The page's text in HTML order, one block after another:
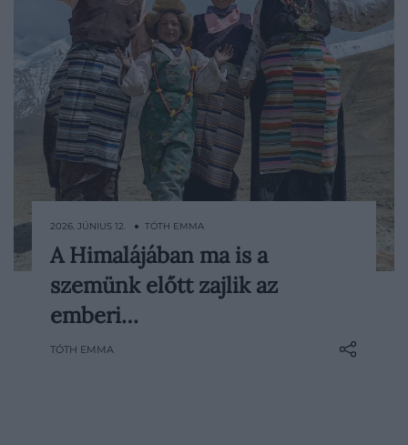
Az emberi evolúcióra sokszor lezárt
fejezetként gondolunk, pedig a Tibeti-
fennsíkon élő közösségek példája
testünk továbbra is tökéletesen
2026. JÚNIUS 12. ● TÓTH EMMA
A Himalájában ma is a
szemünk előtt zajlik az
emberi…
TÓTH EMMA